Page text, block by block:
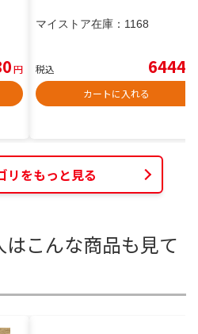
円
マイストア在庫： 1168
税込 6444
カートに入れる
リをもっと見る
こんな商品も見て